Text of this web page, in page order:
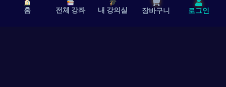
홈 전체 강좌 내 강의실 장바구니 로그인